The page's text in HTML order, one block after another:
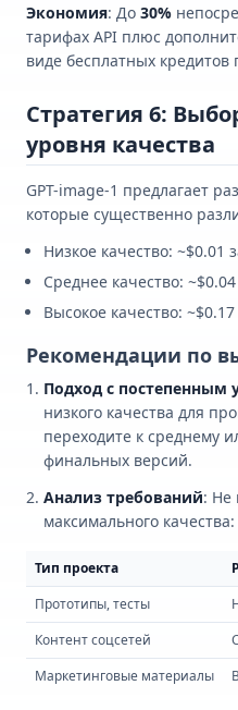
Экономия: До 30%
тарифах API плюс
виде бесплатных кредитов
Стратегия 6:
уровня качества
GPT-image-1 предлагает
которые существенно
Низкое качество: ~$0.01
Среднее качество:
Высокое качество:
Рекомендации по
Подход с постепенным
низкого качества для
переходите к среднему
финальных версий.
Анализ требований: Не
максимального качества:
Тип проекта
Прототипы, тесты
Контент соцсетей
Маркетинговые материалы